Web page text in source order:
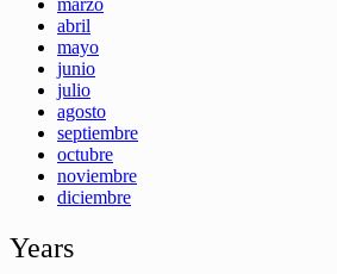
abril
mayo
junio
julio
agosto
septiembre
octubre
noviembre
diciembre
Years